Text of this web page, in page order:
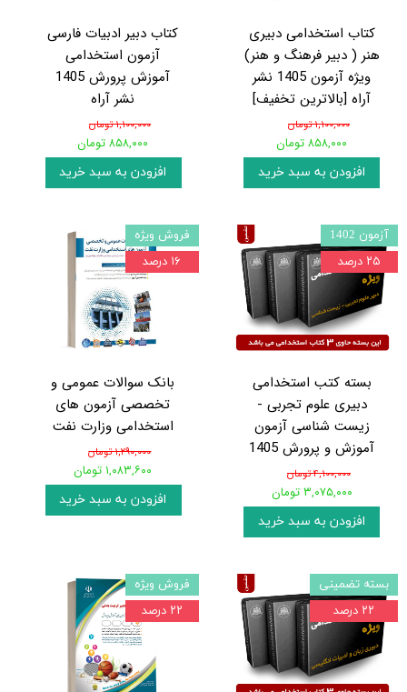
کتاب استخدامی دبیری
هنر ( دبیر فرهنگ و هنر)
ویژه آزمون 1405 نشر
آراه [بالاترین تخفیف]
۱,۱۰۰,۰۰۰ تومان
۸۵۸,۰۰۰ تومان
افزودن به سبد خرید
کتاب دبیر ادبیات فارسی
آزمون استخدامی
آموزش پرورش 1405
نشر آراه
۱,۱۰۰,۰۰۰ تومان
۸۵۸,۰۰۰ تومان
افزودن به سبد خرید
بسته کتب استخدامی
دبیری علوم تجربی -
زیست شناسی آزمون
آموزش و پرورش 1405
۴,۱۰۰,۰۰۰ تومان
۳,۰۷۵,۰۰۰ تومان
افزودن به سبد خرید
آزمون 1402
۲۵ درصد
بانک سوالات عمومی و
تخصصی آزمون های
استخدامی وزارت نفت
۱,۲۹۰,۰۰۰ تومان
۱,۰۸۳,۶۰۰ تومان
افزودن به سبد خرید
فروش ویژه
۱۶ درصد
بسته تضمینی
۲۲ درصد
فروش ویژه
۲۲ درصد